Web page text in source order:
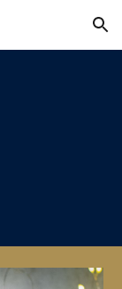
Skip to navigation